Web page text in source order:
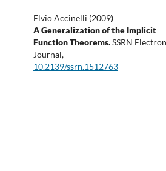
Elvio Accinelli (2009)
A Generalization of the Implicit
Function Theorems.SSRN
Journal,
10.2139/ssrn.1512763